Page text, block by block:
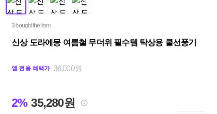
3 bought the item
신상 도라에몽 여름철 무더위 필수템 탁상용 쿨선풍기
앱 전용 혜택가 36,000원
2% 35,280원